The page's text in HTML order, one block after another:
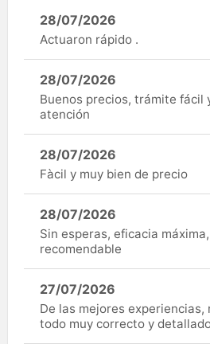
28/07/2026
Actuaron rápido .
28/07/2026
Buenos precios, trámite fácil
atención
28/07/2026
Fàcil y muy bien de precio
28/07/2026
Sin esperas, eficacia
recomendable
27/07/2026
De las mejores experiencias,
todo muy correcto y